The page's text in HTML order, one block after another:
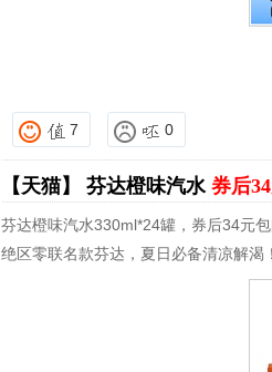
7 0
【天猫】 芬达橙味汽水 券后
芬达橙味汽水330ml*24罐，券后34元
绝区零联名款芬达，夏日必备清凉解渴！